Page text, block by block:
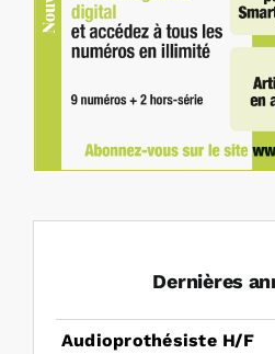
Dernières
Audioprothésiste H/F